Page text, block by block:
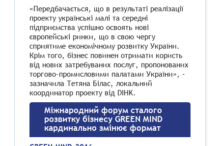
«Передбачається, що в результаті реалізації
проекту українські малі та середні
підприємства успішно освоять нові
європейські ринки, що в свою чергу
сприятиме економічному розвитку України.
Крім того, бізнес повинен отримати користь
від нових затребуваних послуг, пропонованих
торгово-промисловими палатами України», –
зазначила Тетяна Білас, локальний
координатор проекту від DIHK.
Міжнародний форум сталого
розвитку бізнесу GREEN MIND
кардинально змінює формат